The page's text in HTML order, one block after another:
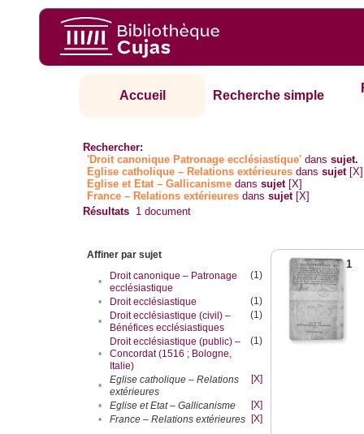
Accueil Recherche simple
Rechercher:
'Droit canonique Patronage ecclésiastique' danssujet.
Eglise catholique – Relations extérieures danssujet [X]
Eglise et Etat – Gallicanisme danssujet [X]
France – Relations extérieures danssujet [X]
Résultats 1 document
Affiner par sujet
•
Droit canonique – Patronage
ecclésiastique
(1)
• Droit ecclésiastique
(1)
•
Droit ecclésiastique (civil) –
Bénéfices ecclésiastiques
(1)
•
Droit ecclésiastique (public) –
Concordat (1516 ; Bologne,
Italie)
(1)
•
Eglise catholique – Relations
extérieures
[X]
• Eglise et Etat – Gallicanisme
[X]
•
France – Relations extérieures [X]
1